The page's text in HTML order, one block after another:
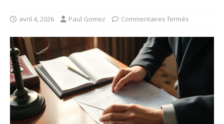
avril 4, 2026 Paul Gomez Commentaires fermés